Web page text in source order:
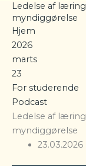
Ledelse af
myndiggørelse
Hjem
2026
marts
23
For studerende
Podcast
Ledelse af
myndiggørelse
23.03.2026